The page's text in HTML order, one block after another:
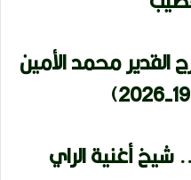
القدير محمد الأمين
شيخ أغنية الراي